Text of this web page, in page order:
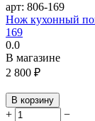
арт: 806-169
Нож кухонный
169
0.0
В магазине
2 800 ₽
В корзину
+ −